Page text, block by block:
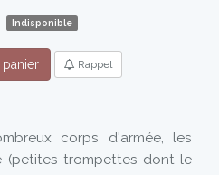
Indisponible
panier Rappel
corps d'armée, les
(petites trompettes dont le